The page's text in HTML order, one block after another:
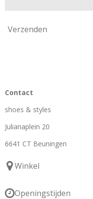
Verzenden
Contact
shoes & styles
Julianaplein 20
6641 CT Beuningen
Winkel
Openingstijden